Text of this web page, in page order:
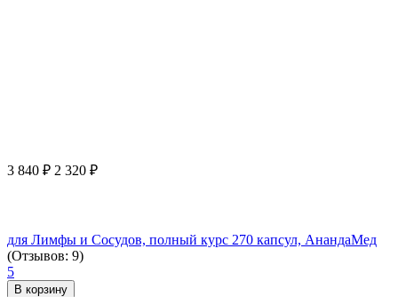
3 840 ₽ 2 320 ₽
для Лимфы и Сосудов, полный курс 270 капсул, АнандаМед
(Отзывов: 9)
5
В корзину